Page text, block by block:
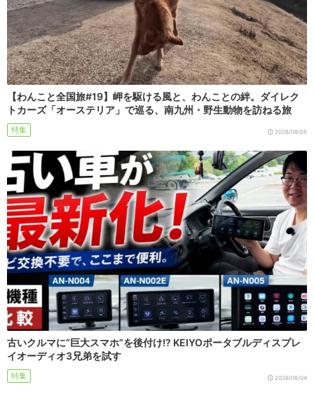
【わんこと全国旅#19】岬を駆ける風と、わんことの絆。ダイレク
トカーズ「オーステリア」で巡る、南九州・野生動物を訪ねる旅
特集 2026/08/05
古いクルマに“巨大スマホ”を後付け!? KEIYOポータブルディスプレ
イオーディオ3兄弟を試す
特集 2026/08/04